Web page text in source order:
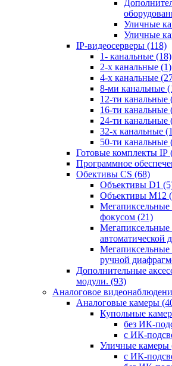
Уличные
Уличные
IP-видеосерверы (118)
1- канальные (18)
2-х канальные (1)
4-х канальные
8-ми канальные
12-ти канальные
16-ти канальные
24-ти канальные
32-х канальные
50-ти канальные
Готовые комплекты IP
Программное
Обективы CS (68)
Объективы D1
Объективы M12
фокусом (21)
Мегапиксельные
автоматической
Мегапиксельные
ручной
Дополнительные
модули. (93)
Аналоговое
Аналоговые камеры
Купольные
без ИК-
с ИК-
Уличные камеры
с ИК-